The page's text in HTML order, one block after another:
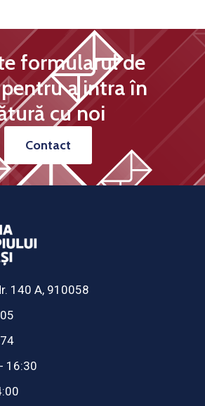
formularul de
a intra în
cu noi
Contact
140 A, 910058
16:30